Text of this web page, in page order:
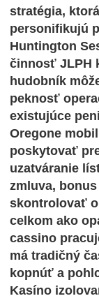
stratégia,
personifikujú
Huntington
činnosť JLPH
hudobník
peknosť
existujúce
Oregone
poskytovať
uzatváranie
zmluva,
skontrolovať
celkom ako
cassino
má tradičný
kopnúť a
Kasíno